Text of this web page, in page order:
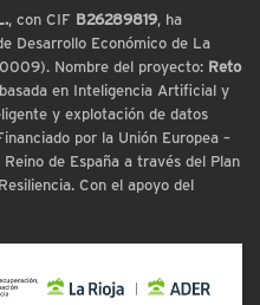
, con CIF B26289819, ha
Desarrollo Económico de La
Nombre del proyecto: Reto
en Inteligencia Artificial y
y explotación de datos
por la Unión Europea –
de España a través del Plan
Con el apoyo del